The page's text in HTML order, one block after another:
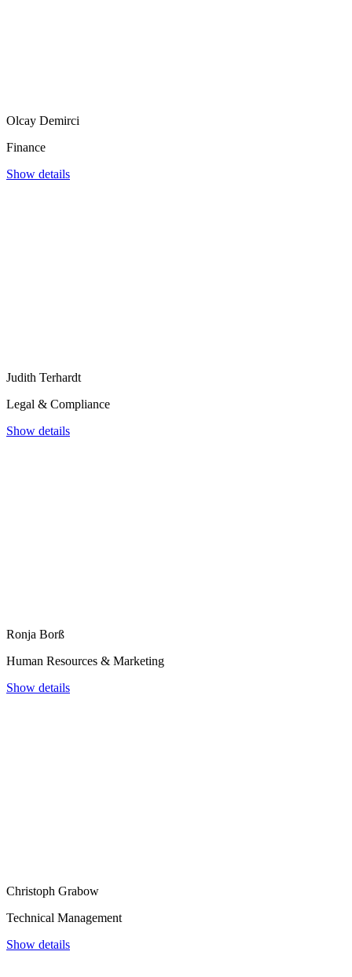
Olcay Demirci
Finance
Show details
Judith Terhardt
Legal & Compliance
Show details
Ronja Borß
Human Resources & Marketing
Show details
Christoph Grabow
Technical Management
Show details